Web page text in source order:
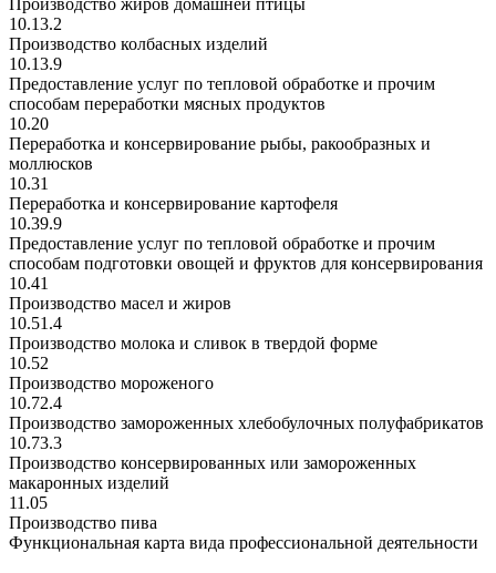
Производство жиров домашней птицы
10.13.2
Производство колбасных изделий
10.13.9
Предоставление услуг по тепловой обработке и прочим
способам переработки мясных продуктов
10.20
Переработка и консервирование рыбы, ракообразных и
моллюсков
10.31
Переработка и консервирование картофеля
10.39.9
Предоставление услуг по тепловой обработке и прочим
способам подготовки овощей и фруктов для консервирования
10.41
Производство масел и жиров
10.51.4
Производство молока и сливок в твердой форме
10.52
Производство мороженого
10.72.4
Производство замороженных хлебобулочных полуфабрикатов
10.73.3
Производство консервированных или замороженных
макаронных изделий
11.05
Производство пива
Функциональная карта вида профессиональной деятельности